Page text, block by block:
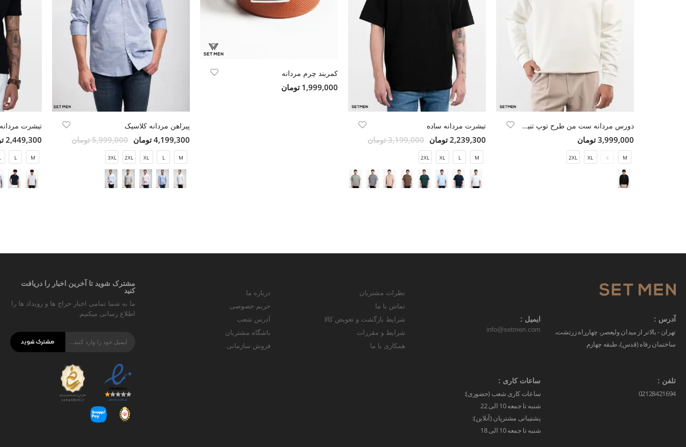
دورس مردانه ست من طرح توپ تنیس/ پدل
3,999,000 تومان
M
L
XL
2XL
تیشرت مردانه ساده
2,239,300 تومان 3,199,000 تومان
M
L
XL
2XL
کمربند چرم مردانه
1,999,000 تومان
پیراهن مردانه کلاسیک
4,199,300 تومان 5,999,000 تومان
M
L
XL
2XL
3XL
تیشرت
2,449,300 تومان
M
L
آدرس :
تهران - بالاتر از میدان ولیعصر، چهارراه زرتشت،
ساختمان رفاه (قدس)، طبقه چهارم
ایمیل :
info@setmen.com
تلفن :
02128421694
ساعات کاری :
ساعات کاری شعب (حضوری):
شنبه تا جمعه 10 الی 22
پشتیبانی مشتریان (آنلاین):
شنبه تا جمعه 10 الی 18
نظرات مشتریان
تماس با ما
شرایط بازگشت و تعویض کالا
شرایط و مقررات
همکاری با ما
درباره ما
حریم خصوصی
آدرس شعب
باشگاه مشتریان
فروش سازمانی
مشترک شوید تا آخرین اخبار را دریافت
کنید
ما به شما تمامی اخبار حراج ها و رویداد ها را
اطلاع رسانی میکنیم.
مشترک شوید